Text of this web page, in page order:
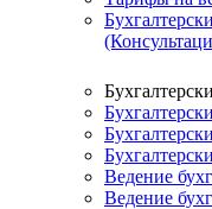
Ведение
Ведение